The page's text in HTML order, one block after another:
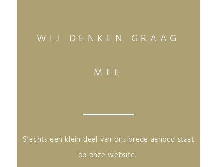
WIJ DENKEN GRAAG
MEE
Slechts een klein deel van ons brede aanbod staat
op onze website.